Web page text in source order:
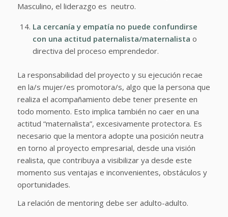
Masculino, el liderazgo es neutro.
La cercanía y empatía no puede confundirse
con una actitud paternalista/maternalista o
directiva del proceso emprendedor.
La responsabilidad del proyecto y su ejecución recae
en la/s mujer/es promotora/s, algo que la persona que
realiza el acompañamiento debe tener presente en
todo momento. Esto implica también no caer en una
actitud “maternalista”, excesivamente protectora. Es
necesario que la mentora adopte una posición neutra
en torno al proyecto empresarial, desde una visión
realista, que contribuya a visibilizar ya desde este
momento sus ventajas e inconvenientes, obstáculos y
oportunidades.
La relación de mentoring debe ser adulto-adulto.